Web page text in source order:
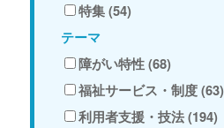
特集 (54)
テーマ
障がい特性 (68)
福祉サービス・制度 (63)
利用者支援・技法 (194)